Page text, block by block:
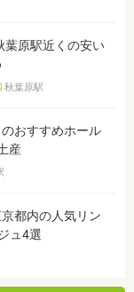
葉原駅近くの安い
秋葉原駅
のおすすめホール
産
都内の人気リン
ュ4選